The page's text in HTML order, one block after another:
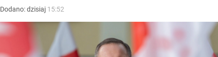
Dodano:dzisiaj 15:52